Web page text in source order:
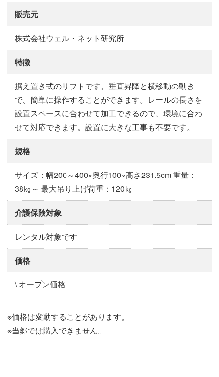
販売元
株式会社ウェル・ネット研究所
特徴
据え置き式のリフトです。垂直昇降と横移動の動き
で、簡単に操作することができます。レールの長さを
設置スペースに合わせて加工できるので、環境に合わ
せて対応できます。設置に大きな工事も不要です。
規格
サイズ：幅200～400×奥行100×高さ231.5cm 重量：
38㎏～ 最大吊り上げ荷重：120㎏
介護保険対象
レンタル対象です
価格
\ オープン価格
※価格は変動することがあります。
※当郷では購入できません。